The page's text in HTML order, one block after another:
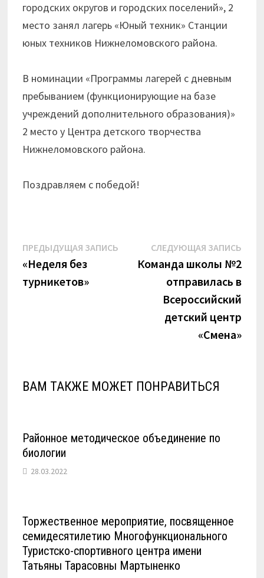
городских округов и городских поселений», 2
место занял лагерь «Юный техник» Станции
юных техников Нижнеломовского района.
В номинации «Программы лагерей с дневным
пребыванием (функционирующие на базе
учреждений дополнительного образования)»
2 место у Центра детского творчества
Нижнеломовского района.
Поздравляем с победой!
Навигация
по
записям
ПРЕДЫДУЩАЯ ЗАПИСЬ Предыдущая
запись:
«Неделя без
турникетов»
СЛЕДУЮЩАЯ ЗАПИСЬ
Команда школы №2
отправилась в
Всероссийский
детский центр
«Смена»
ВАМ ТАКЖЕ МОЖЕТ ПОНРАВИТЬСЯ
Районное методическое объединение по
биологии
28.03.2022
Торжественное мероприятие, посвященное
семидесятилетию Многофункционального
Туристско-спортивного центра имени
Татьяны Тарасовны Мартыненко